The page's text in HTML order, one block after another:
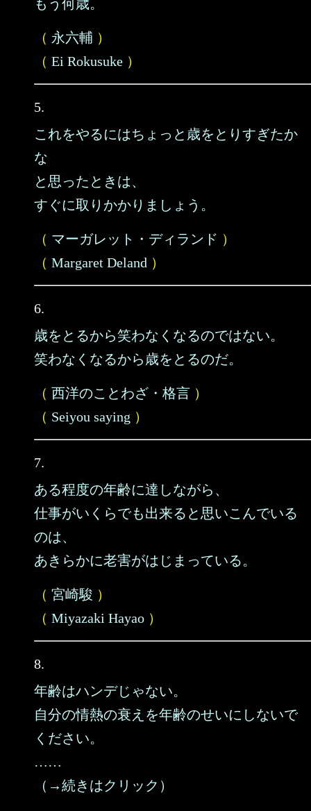
もう何歳。
（ 永六輔 ）
（ Ei Rokusuke ）
5.
これをやるにはちょっと歳をとりすぎたか
な
と思ったときは、
すぐに取りかかりましょう。
（ マーガレット・ディランド ）
（ Margaret Deland ）
6.
歳をとるから笑わなくなるのではない。
笑わなくなるから歳をとるのだ。
（ 西洋のことわざ・格言 ）
（ Seiyou saying ）
7.
ある程度の年齢に達しながら、
仕事がいくらでも出来ると思いこんでいる
のは、
あきらかに老害がはじまっている。
（ 宮崎駿 ）
（ Miyazaki Hayao ）
8.
年齢はハンデじゃない。
自分の情熱の衰えを年齢のせいにしないで
ください。
……
（→続きはクリック）